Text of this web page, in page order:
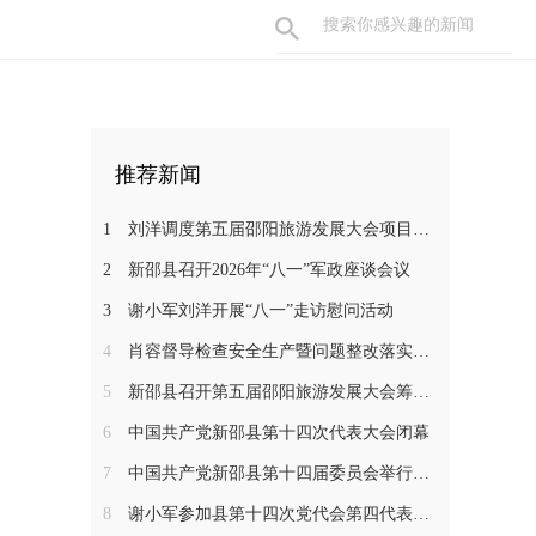
推荐新闻
1 刘洋调度第五届邵阳旅游发展大会项目建设工作
2 新邵县召开2026年“八一”军政座谈会议
3 谢小军刘洋开展“八一”走访慰问活动
4 肖容督导检查安全生产暨问题整改落实工作
5 新邵县召开第五届邵阳旅游发展大会筹备工作调度会
6 中国共产党新邵县第十四次代表大会闭幕
7 中国共产党新邵县第十四届委员会举行第一次全体会议
8 谢小军参加县第十四次党代会第四代表团分组讨论